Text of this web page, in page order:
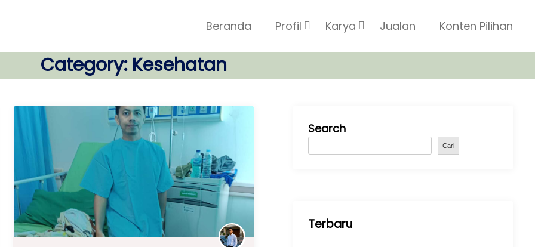
Beranda Profil Karya Jualan Konten Pilihan
Category: Kesehatan
Search
Cari
Terbaru